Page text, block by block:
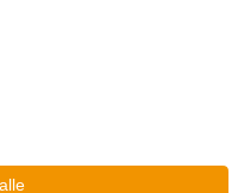
Prices incl. VAT. 19%
deliveries to the UK!